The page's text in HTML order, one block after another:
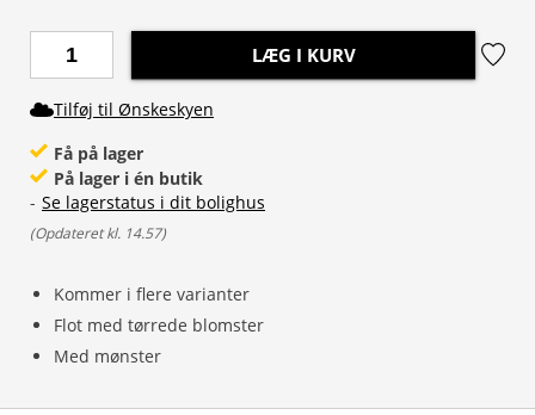
Kommer i flere varianter
Flot med tørrede blomster
Med mønster
LÆG I KURV
Tilføj til Ønskeskyen
Få på lager
På lager i én butik
- Se lagerstatus i dit bolighus
(Opdateret kl. 14.57)